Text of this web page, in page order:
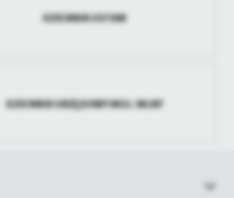
DZIENNIK USTAW
DZIENNIK URZĘDOWY WOJ. WLKP